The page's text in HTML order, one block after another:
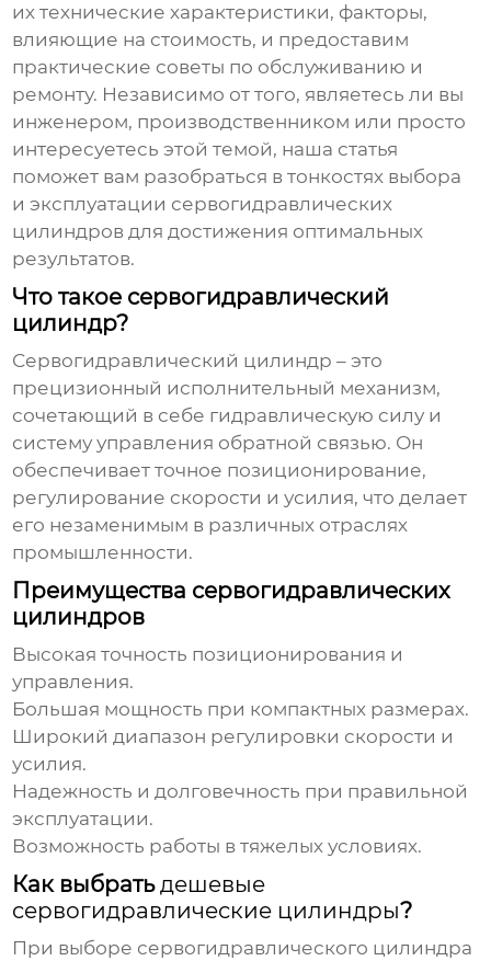
их технические характеристики, факторы,
влияющие на стоимость, и предоставим
практические советы по обслуживанию и
ремонту. Независимо от того, являетесь ли вы
инженером, производственником или просто
интересуетесь этой темой, наша статья
поможет вам разобраться в тонкостях выбора
и эксплуатации сервогидравлических
цилиндров для достижения оптимальных
результатов.
Что такое сервогидравлический
цилиндр?
Сервогидравлический цилиндр – это
прецизионный исполнительный механизм,
сочетающий в себе гидравлическую силу и
систему управления обратной связью. Он
обеспечивает точное позиционирование,
регулирование скорости и усилия, что делает
его незаменимым в различных отраслях
промышленности.
Преимущества сервогидравлических
цилиндров
Высокая точность позиционирования и
управления.
Большая мощность при компактных размерах.
Широкий диапазон регулировки скорости и
усилия.
Надежность и долговечность при правильной
эксплуатации.
Возможность работы в тяжелых условиях.
Как выбратьдешевые
сервогидравлические цилиндры?
При выборе сервогидравлического цилиндра